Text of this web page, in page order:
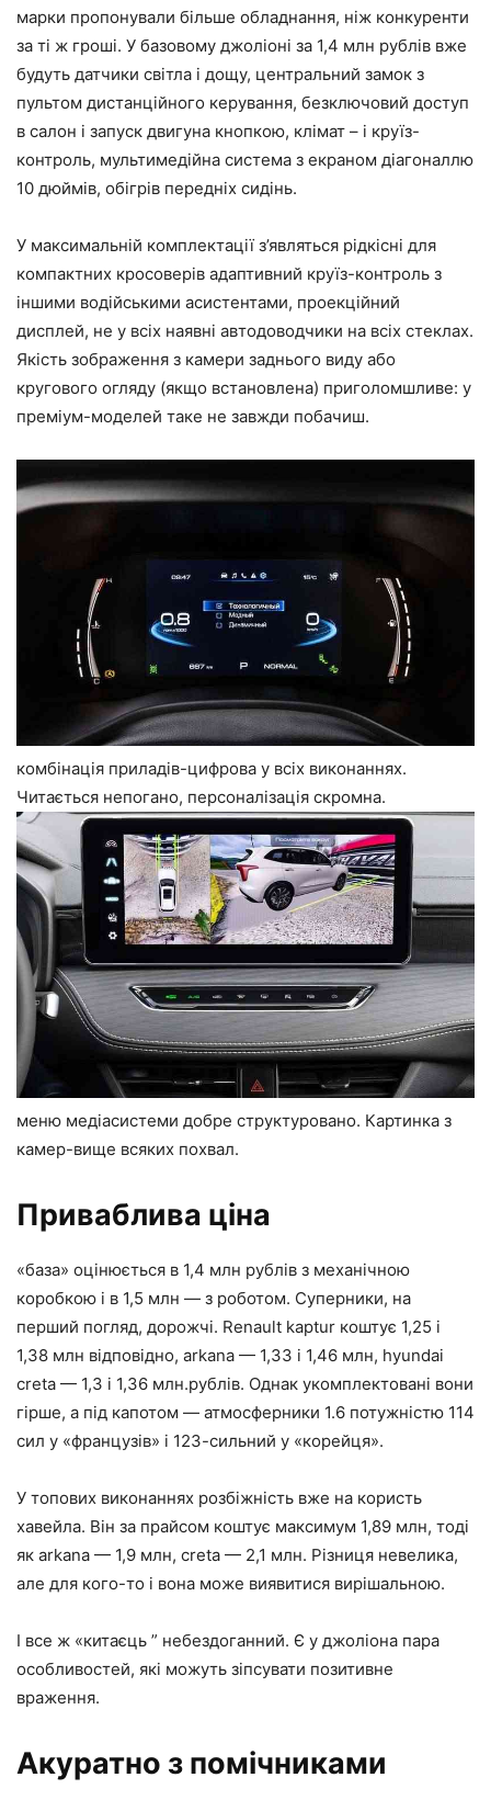
марки пропонували більше обладнання, ніж конкуренти
за ті ж гроші. У базовому джоліоні за 1,4 млн рублів вже
будуть датчики світла і дощу, центральний замок з
пультом дистанційного керування, безключовий доступ
в салон і запуск двигуна кнопкою, клімат – і круїз-
контроль, мультимедійна система з екраном діагоналлю
10 дюймів, обігрів передніх сидінь.
У максимальній комплектації з’являться рідкісні для
компактних кросоверів адаптивний круїз-контроль з
іншими водійськими асистентами, проекційний
дисплей, не у всіх наявні автодоводчики на всіх стеклах.
Якість зображення з камери заднього виду або
кругового огляду (якщо встановлена) приголомшливе: у
преміум-моделей таке не завжди побачиш.
комбінація приладів-цифрова у всіх виконаннях.
Читається непогано, персоналізація скромна.
меню медіасистеми добре структуровано. Картинка з
камер-вище всяких похвал.
Приваблива ціна
«база» оцінюється в 1,4 млн рублів з механічною
коробкою і в 1,5 млн — з роботом. Суперники, на
перший погляд, дорожчі. Renault kaptur коштує 1,25 і
1,38 млн відповідно, arkana — 1,33 і 1,46 млн, hyundai
creta — 1,3 і 1,36 млн.рублів. Однак укомплектовані вони
гірше, а під капотом — атмосферники 1.6 потужністю 114
сил у «французів» і 123-сильний у «корейця».
У топових виконаннях розбіжність вже на користь
хавейла. Він за прайсом коштує максимум 1,89 млн, тоді
як arkana — 1,9 млн, creta — 2,1 млн. Різниця невелика,
але для кого-то і вона може виявитися вирішальною.
І все ж «китаєць ” небездоганний. Є у джоліона пара
особливостей, які можуть зіпсувати позитивне
враження.
Акуратно з помічниками